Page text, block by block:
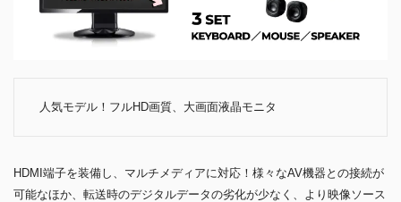
人気モデル！フルHD画質、大画面液晶モニタ
HDMI端子を装備し、マルチメディアに対応！様々なAV機器との接続が
可能なほか、転送時のデジタルデータの劣化が少なく、より映像ソース